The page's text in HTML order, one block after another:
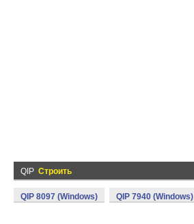
QIP Строить
QIP 8097 (Windows) QIP 7940 (Windows)